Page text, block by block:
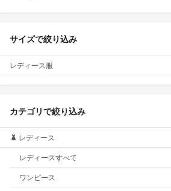
サイズで絞り込み
レディース服
カテゴリで絞り込み
レディース
レディースすべて
ワンピース